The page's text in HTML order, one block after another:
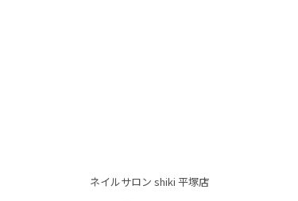
ネイルサロン shiki 平塚店